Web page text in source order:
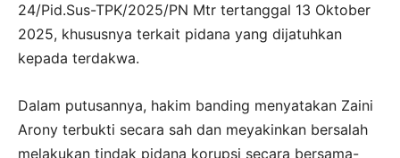
24/Pid.Sus-TPK/2025/PN Mtr tertanggal 13 Oktober
2025, khususnya terkait pidana yang dijatuhkan
kepada terdakwa.
Dalam putusannya, hakim banding menyatakan Zaini
Arony terbukti secara sah dan meyakinkan bersalah
melakukan tindak pidana korupsi secara bersama-